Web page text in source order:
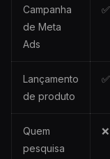
Campanha
de Meta
Ads
✅
Lançamento
de produto
✅
Quem
pesquisa
❌